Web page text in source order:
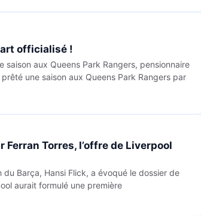
officialisé !
saison aux Queens Park Rangers, pensionnaire
une saison aux Queens Park Rangers par
Torres, l’offre de Liverpool
du Barça, Hansi Flick, a évoqué le dossier de
aurait formulé une première